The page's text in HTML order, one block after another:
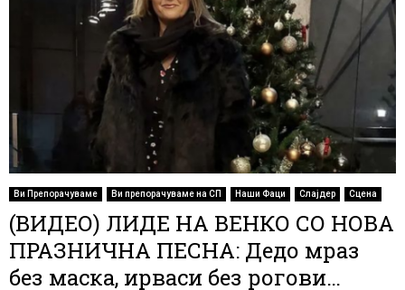
Ви Препорачуваме Ви препорачуваме на СП Наши Фаци Слајдер Сцена
(ВИДЕО) ЛИДЕ НА ВЕНКО СО НОВА
ПРАЗНИЧНА ПЕСНА: Дедо мраз
без маска, ирваси без рогови…